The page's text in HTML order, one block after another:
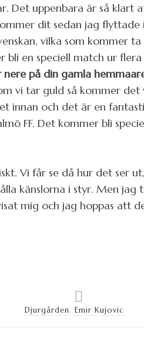
Det uppenbara är så
dit sedan jag
vilka som kommer
en speciell match ur flera
på din gamla
vi tar guld så kommer
innan och det är en
FF. Det kommer bli
Vi får se då hur det ser
känslorna i styr. Men
mig och jag hoppas att
Djurgården, Emir Kujovic